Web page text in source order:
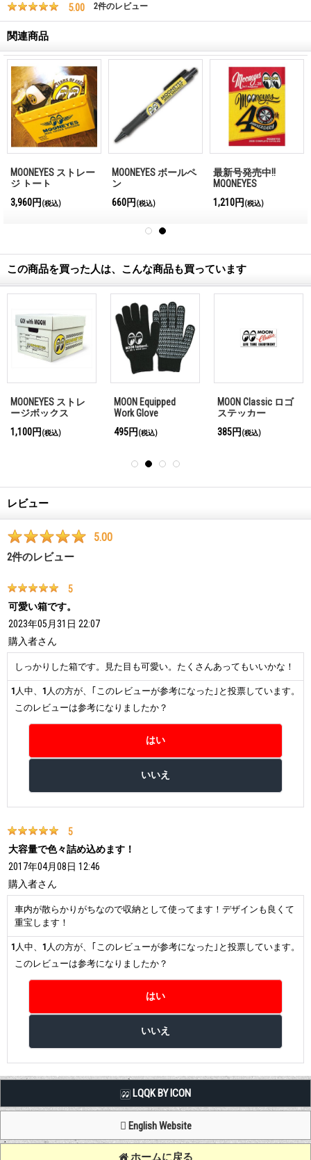
5.00 2件のレビュー
関連商品
MOONEYES ストレー
ジ トート
3,960円 (税込)
MOONEYES ボールペ
ン
660円 (税込)
最新号発売中!!
MQQNEYES
Magazine No.28 2026
1,210円 (税込)
この商品を買った人は、こんな商品も買っています
MOONEYES ストレ
ージボックス
1,100円 (税込)
MOON Equipped
Work Glove
495円 (税込)
MOON Classic ロゴ
ステッカー
385円 (税込)
レビュー
5.00
2件のレビュー
5
可愛い箱です。
2023年05月31日 22:07
購入者さん
しっかりした箱です。見た目も可愛い。たくさんあってもいいかな！
1 人中、 1 人の方が、｢このレビューが参考になった｣と投票しています。
このレビューは参考になりましたか？
5
大容量で色々詰め込めます！
2017年04月08日 12:46
購入者さん
車内が散らかりがちなので収納として使ってます！デザインも良くて
重宝します！
1 人中、 1 人の方が、｢このレビューが参考になった｣と投票しています。
このレビューは参考になりましたか？
LQQK BY ICON
English Website
ホームに戻る